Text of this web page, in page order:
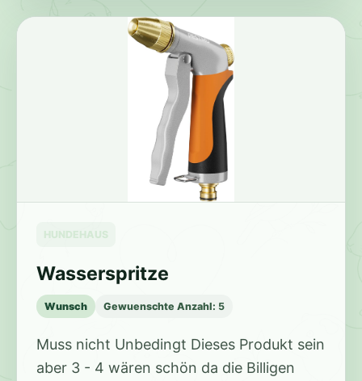
HUNDEHAUS
Wasserspritze
Wunsch Gewuenschte Anzahl: 5
Muss nicht Unbedingt Dieses Produkt sein
aber 3 - 4 wären schön da die Billigen